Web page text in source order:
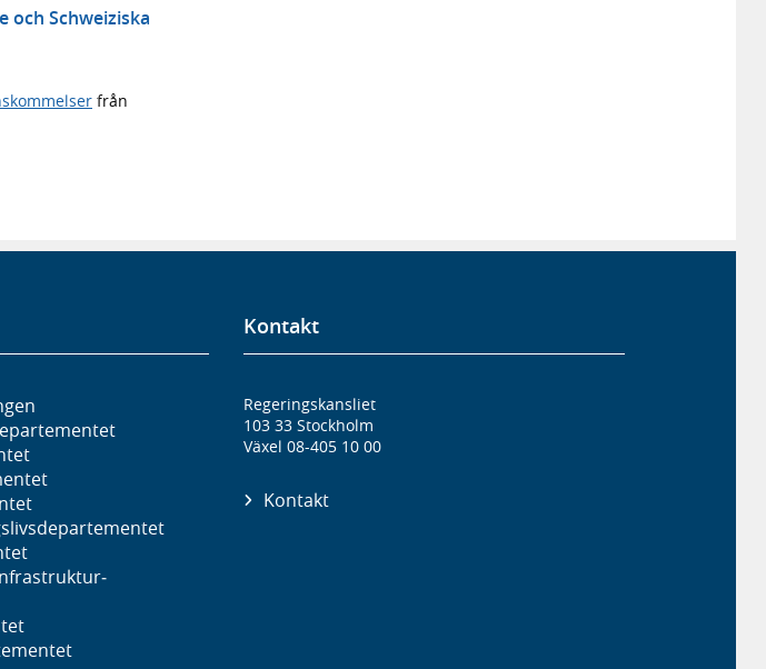
och Schweiziska
från
Kontakt
Regeringskansliet
103 33 Stockholm
Växel 08-405 10 00
Kontakt